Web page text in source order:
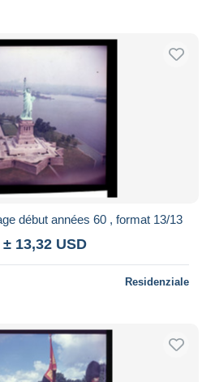
début années 60 , format 13/13
± 13,32 USD
Residenziale